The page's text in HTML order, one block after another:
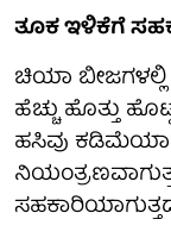
ತೂಕ ಇಳಿಕೆಗೆ
ಚಿಯಾ
ಹೆಚ್ಚು ಹೊತ್ತು
ಹಸಿವು